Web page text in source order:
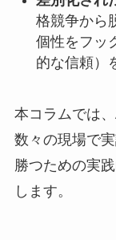
格競争から
個性をフッ
的な信頼）
本コラムでは
数々の現場で
勝つための実
します。